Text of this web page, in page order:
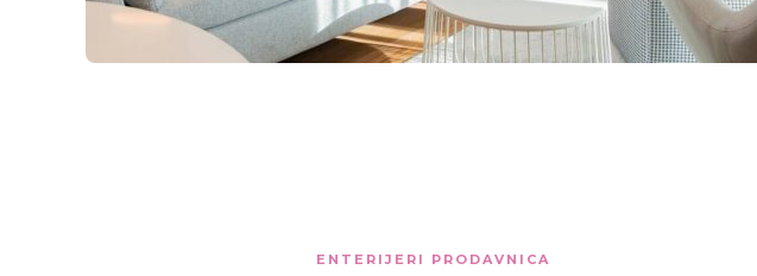
ENTERIJERI PRODAVNICA